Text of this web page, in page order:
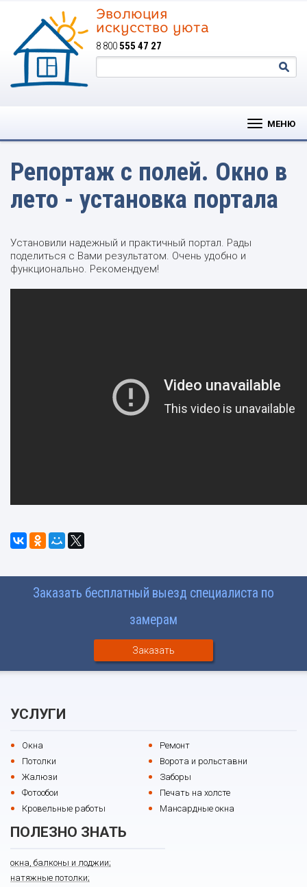
Эволюция
искусство уюта
8 800555 47 27
МЕНЮ
Репортаж с полей. Окно в
лето - установка портала
Установили надежный и практичный портал. Рады
поделиться с Вами результатом. Очень удобно и
функционально. Рекомендуем!
Заказать бесплатный выезд специалиста по
замерам
Заказать
УСЛУГИ
Окна
Ремонт
Потолки
Ворота и рольставни
Жалюзи
Заборы
Фотообои
Печать на холсте
Кровельные работы
Мансардные окна
ПОЛЕЗНО ЗНАТЬ
окна, балконы и лоджии;
натяжные потолки;